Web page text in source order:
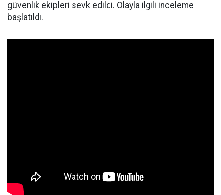
güvenlik ekipleri sevk edildi. Olayla ilgili inceleme
başlatıldı.